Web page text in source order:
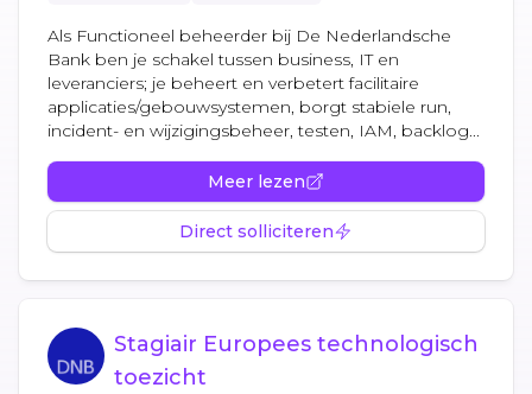
Als Functioneel beheerder bij De Nederlandsche
Bank ben je schakel tussen business, IT en
leveranciers; je beheert en verbetert facilitaire
applicaties/gebouwsystemen, borgt stabiele run,
incident- en wijzigingsbeheer, testen, IAM, backlog...
Meer lezen
Direct solliciteren
Stagiair Europees technologisch
toezicht